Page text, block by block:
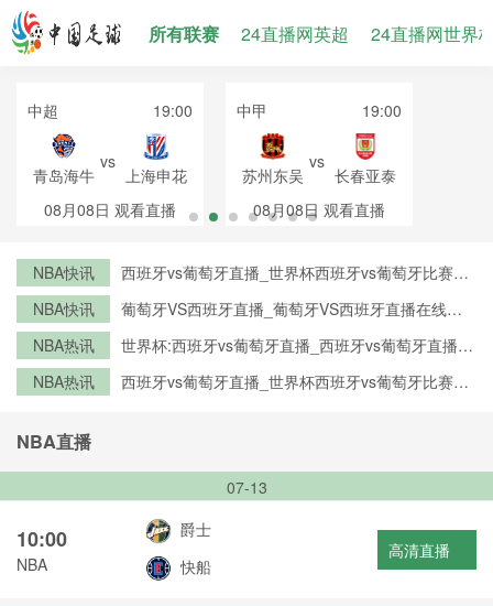
所有联赛 24直播网英超 24直播网世界
中超 19:00
青岛海牛
vs
上海申花
08月08日 观看直播
中甲 19:00
苏州东吴
vs
长春亚泰
08月08日 观看直播
NBA快讯
西班牙vs葡萄牙直播_世界杯西班牙vs葡萄牙比赛直
NBA快讯
葡萄牙VS西班牙直播_葡萄牙VS西班牙直播在线观
NBA热讯
世界杯:西班牙vs葡萄牙直播_西班牙vs葡萄牙直播免
清视频直播
NBA热讯
西班牙vs葡萄牙直播_世界杯西班牙vs葡萄牙比赛直
NBA直播
07-13
10:00
NBA
爵士
快船
高清直播